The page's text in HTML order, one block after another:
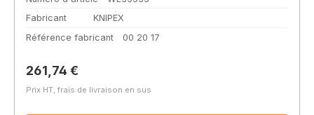
Fabricant
KNIPEX
Référence fabricant
00 20 17
Prix régulier :
261,74 €
Prix HT, frais de livraison en sus